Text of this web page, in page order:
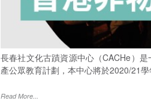
長春社文化古蹟資源中心（CACHe）
產公眾教育計劃，本中心將於2020/21
Read More...